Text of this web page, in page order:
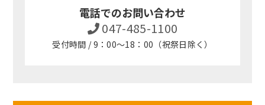
電話でのお問い合わせ
047-485-1100
受付時間 / 9：00～18：00（祝祭日除く）